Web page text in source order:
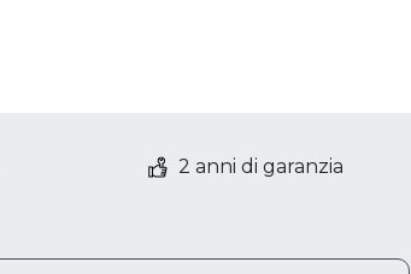
2 anni di garanzia